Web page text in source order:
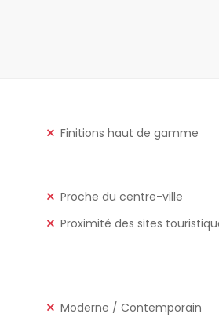
Finitions haut de gamme
Proche du centre-ville
Proximité des sites
Moderne / Contemporain